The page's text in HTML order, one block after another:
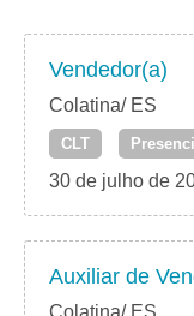
Vendedor(a)
Colatina/ ES
CLT
30 de julho de
Auxiliar de